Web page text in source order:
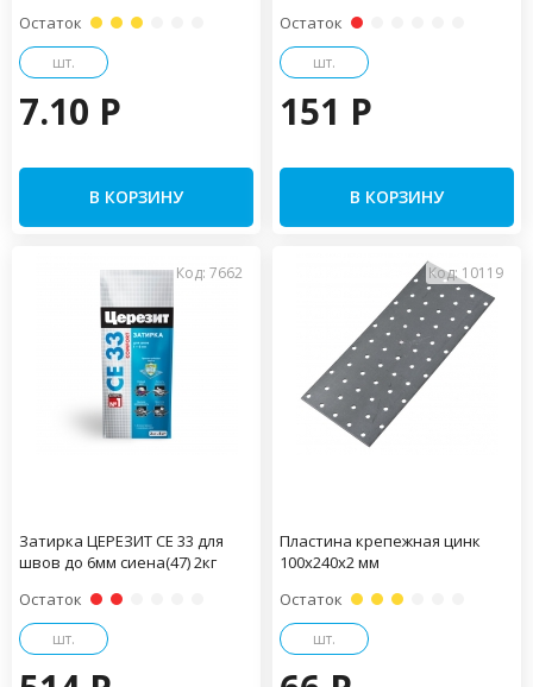
Остаток
шт.
7.10 P
В КОРЗИНУ
Остаток
шт.
151 P
В КОРЗИНУ
Код: 7662
Затирка ЦЕРЕЗИТ CE 33 для
швов до 6мм сиена(47) 2кг
Остаток
шт.
Код: 10119
Пластина крепежная цинк
100х240х2 мм
Остаток
шт.